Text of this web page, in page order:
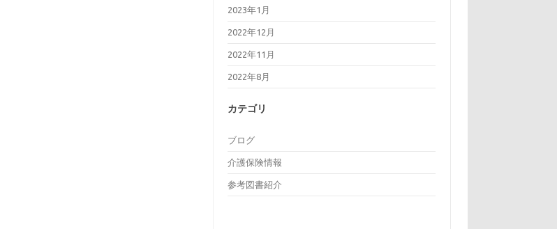
2023年1月
2022年12月
2022年11月
2022年8月
カテゴリ
ブログ
介護保険情報
参考図書紹介